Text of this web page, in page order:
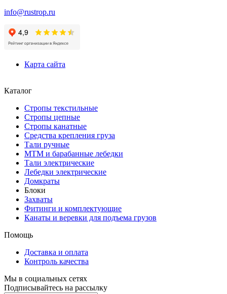
info@rustrop.ru
Карта сайта
Каталог
Стропы текстильные
Стропы цепные
Стропы канатные
Средства крепления груза
Тали ручные
МТМ и барабанные лебедки
Тали электрические
Лебедки электрические
Домкраты
Блоки
Захваты
Фитинги и комплектующие
Канаты и веревки для подъема грузов
Помощь
Доставка и оплата
Контроль качества
Мы в социальных сетях
Подписывайтесь на рассылку